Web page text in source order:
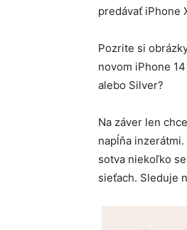
predávať iPhone
Pozrite si
novom iPhone
alebo Silver?
Na záver len
napĺňa
sotva niekoľko
sieťach. Sleduje